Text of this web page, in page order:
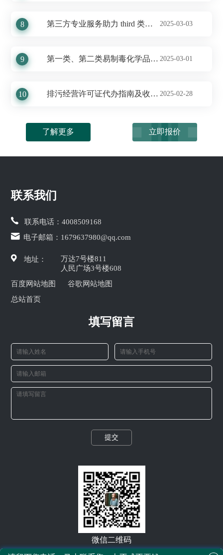
了解更多 立即报价
8 第三方专业服务助力 third 类易制毒化学品运输备案 代办 费用全解析 2025-03-03
9 第一类、第二类易制毒化学品运输许可证申请办理全程指南及常见费 2025-03-01
10 排污经营许可证代办指南及收费标准揭秘 2025-02-28
联系我们
联系电话：4008509168
电子邮箱： 1679637980@qq.com
地址：
万达7号楼811
人民广场3号楼608
百度网站地图
谷歌网站地图
总站首页
填写留言
提交
微信二维码